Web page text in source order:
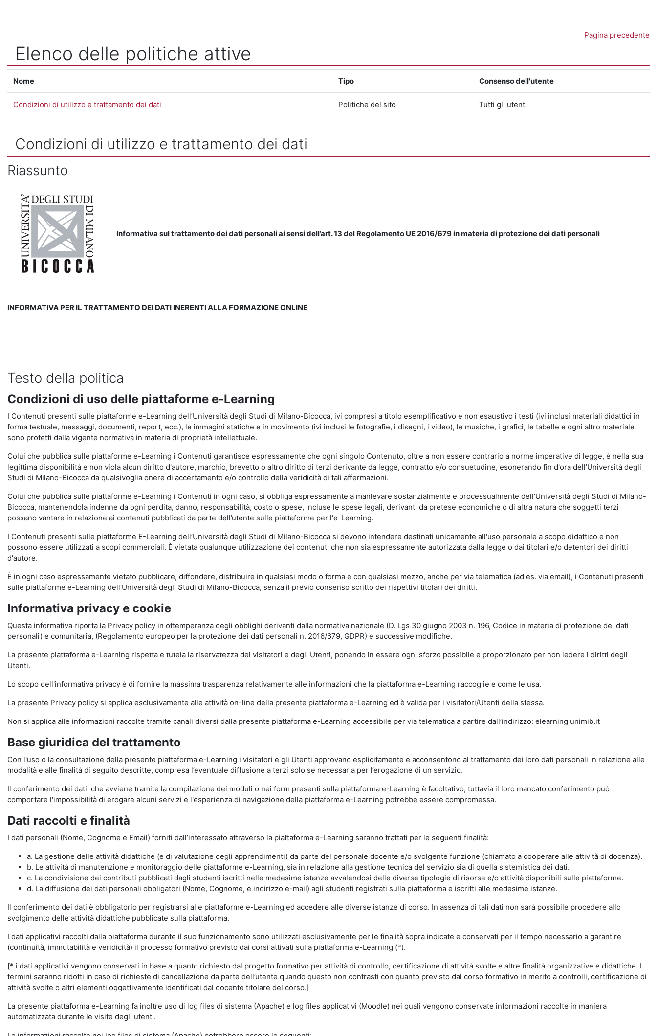
Pagina precedente
Elenco delle politiche attive
Nome Tipo Consenso dell'utente
Condizioni di utilizzo e trattamento dei dati Politiche del sito Tutti gli utenti
Condizioni di utilizzo e trattamento dei dati
Riassunto
Informativa sul trattamento dei dati personali ai sensi dell’art. 13 del Regolamento UE 2016/679 in materia di protezione dei dati personali
INFORMATIVA PER IL TRATTAMENTO DEI DATI INERENTI ALLA FORMAZIONE ONLINE
Testo della politica
Condizioni di uso delle piattaforme e-Learning
I Contenuti presenti sulle piattaforme e-Learning dell’Università degli Studi di Milano-Bicocca, ivi compresi a titolo esemplificativo e non esaustivo i testi (ivi inclusi materiali didattici in
forma testuale, messaggi, documenti, report, ecc.), le immagini statiche e in movimento (ivi inclusi le fotografie, i disegni, i video), le musiche, i grafici, le tabelle e ogni altro materiale
sono protetti dalla vigente normativa in materia di proprietà intellettuale.
Colui che pubblica sulle piattaforme e-Learning i Contenuti garantisce espressamente che ogni singolo Contenuto, oltre a non essere contrario a norme imperative di legge, è nella sua
legittima disponibilità e non viola alcun diritto d'autore, marchio, brevetto o altro diritto di terzi derivante da legge, contratto e/o consuetudine, esonerando fin d'ora dell’Università degli
Studi di Milano-Bicocca da qualsivoglia onere di accertamento e/o controllo della veridicità di tali affermazioni.
Colui che pubblica sulle piattaforme e-Learning i Contenuti in ogni caso, si obbliga espressamente a manlevare sostanzialmente e processualmente dell’Università degli Studi di Milano-
Bicocca, mantenendola indenne da ogni perdita, danno, responsabilità, costo o spese, incluse le spese legali, derivanti da pretese economiche o di altra natura che soggetti terzi
possano vantare in relazione ai contenuti pubblicati da parte dell’utente sulle piattaforme per l'e-Learning.
I Contenuti presenti sulle piattaforme E-Learning dell’Università degli Studi di Milano-Bicocca si devono intendere destinati unicamente all'uso personale a scopo didattico e non
possono essere utilizzati a scopi commerciali. È vietata qualunque utilizzazione dei contenuti che non sia espressamente autorizzata dalla legge o dai titolari e/o detentori dei diritti
d'autore.
È in ogni caso espressamente vietato pubblicare, diffondere, distribuire in qualsiasi modo o forma e con qualsiasi mezzo, anche per via telematica (ad es. via email), i Contenuti presenti
sulle piattaforme e-Learning dell’Università degli Studi di Milano-Bicocca, senza il previo consenso scritto dei rispettivi titolari dei diritti.
Informativa privacy e cookie
Questa informativa riporta la Privacy policy in ottemperanza degli obblighi derivanti dalla normativa nazionale (D. Lgs 30 giugno 2003 n. 196, Codice in materia di protezione dei dati
personali) e comunitaria, (Regolamento europeo per la protezione dei dati personali n. 2016/679, GDPR) e successive modifiche.
La presente piattaforma e-Learning rispetta e tutela la riservatezza dei visitatori e degli Utenti, ponendo in essere ogni sforzo possibile e proporzionato per non ledere i diritti degli
Utenti.
Lo scopo dell'informativa privacy è di fornire la massima trasparenza relativamente alle informazioni che la piattaforma e-Learning raccoglie e come le usa.
La presente Privacy policy si applica esclusivamente alle attività on-line della presente piattaforma e-Learning ed è valida per i visitatori/Utenti della stessa.
Non si applica alle informazioni raccolte tramite canali diversi dalla presente piattaforma e-Learning accessibile per via telematica a partire dall’indirizzo: elearning.unimib.it
Base giuridica del trattamento
Con l'uso o la consultazione della presente piattaforma e-Learning i visitatori e gli Utenti approvano esplicitamente e acconsentono al trattamento dei loro dati personali in relazione alle
modalità e alle finalità di seguito descritte, compresa l’eventuale diffusione a terzi solo se necessaria per l’erogazione di un servizio.
Il conferimento dei dati, che avviene tramite la compilazione dei moduli o nei form presenti sulla piattaforma e-Learning è facoltativo, tuttavia il loro mancato conferimento può
comportare l'impossibilità di erogare alcuni servizi e l'esperienza di navigazione della piattaforma e-Learning potrebbe essere compromessa.
Dati raccolti e finalità
I dati personali (Nome, Cognome e Email) forniti dall’interessato attraverso la piattaforma e-Learning saranno trattati per le seguenti finalità:
a. La gestione delle attività didattiche (e di valutazione degli apprendimenti) da parte del personale docente e/o svolgente funzione (chiamato a cooperare alle attività di docenza).
b. Le attività di manutenzione e monitoraggio delle piattaforme e-Learning, sia in relazione alla gestione tecnica del servizio sia di quella sistemistica dei dati.
c. La condivisione dei contributi pubblicati dagli studenti iscritti nelle medesime istanze avvalendosi delle diverse tipologie di risorse e/o attività disponibili sulle piattaforme.
d. La diffusione dei dati personali obbligatori (Nome, Cognome, e indirizzo e-mail) agli studenti registrati sulla piattaforma e iscritti alle medesime istanze.
Il conferimento dei dati è obbligatorio per registrarsi alle piattaforme e-Learning ed accedere alle diverse istanze di corso. In assenza di tali dati non sarà possibile procedere allo
svolgimento delle attività didattiche pubblicate sulla piattaforma.
I dati applicativi raccolti dalla piattaforma durante il suo funzionamento sono utilizzati esclusivamente per le finalità sopra indicate e conservati per il tempo necessario a garantire
(continuità, immutabilità e veridicità) il processo formativo previsto dai corsi attivati sulla piattaforma e-Learning (*).
[* i dati applicativi vengono conservati in base a quanto richiesto dal progetto formativo per attività di controllo, certificazione di attività svolte e altre finalità organizzative e didattiche. I
termini saranno ridotti in caso di richieste di cancellazione da parte dell’utente quando questo non contrasti con quanto previsto dal corso formativo in merito a controlli, certificazione di
attività svolte o altri elementi oggettivamente identificati dal docente titolare del corso.]
La presente piattaforma e-Learning fa inoltre uso di log files di sistema (Apache) e log files applicativi (Moodle) nei quali vengono conservate informazioni raccolte in maniera
automatizzata durante le visite degli utenti.